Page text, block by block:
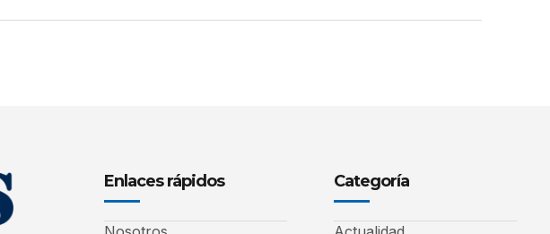
Enlaces rápidos Categoría